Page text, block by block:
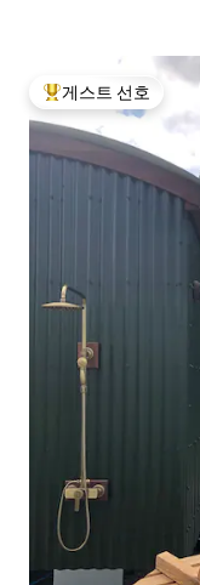
상위 게스트 선호
게스트 선호